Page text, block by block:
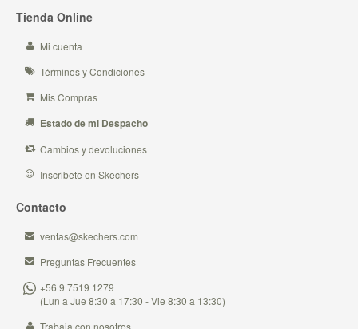
Tienda Online
Mi cuenta
Términos y Condiciones
Mis Compras
Estado de mi Despacho
Cambios y devoluciones
Inscribete en Skechers
Contacto
ventas@skechers.com
Preguntas Frecuentes
+56 9 7519 1279
(Lun a Jue 8:30 a 17:30 - Vie 8:30 a 13:30)
Trabaja con nosotros